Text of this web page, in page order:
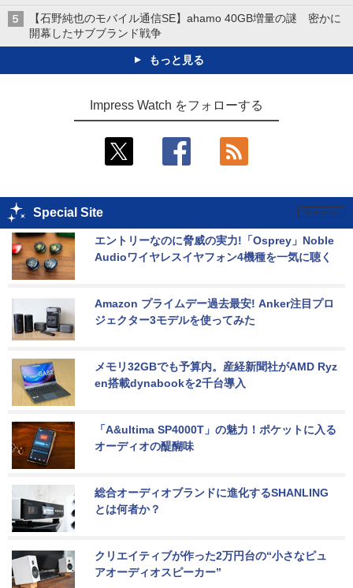
【石野純也のモバイル通信SE】ahamo 40GB増量の謎 密かに
開幕したサブブランド戦争
もっと見る
Impress Watch をフォローする
Special Site
エントリーなのに脅威の実力!「Osprey」Noble
Audioワイヤレスイヤフォン4機種を一気に聴く
Amazon プライムデー過去最安! Anker注目プロ
ジェクター3モデルを使ってみた
メモリ32GBでも予算内。産経新聞社がAMD Ryz
en搭載dynabookを2千台導入
「A&ultima SP4000T」の魅力！ポケットに入る
オーディオの醍醐味
総合オーディオブランドに進化するSHANLING
とは何者か？
クリエイティブが作った2万円台の“小さなピュ
アオーディオスピーカー”